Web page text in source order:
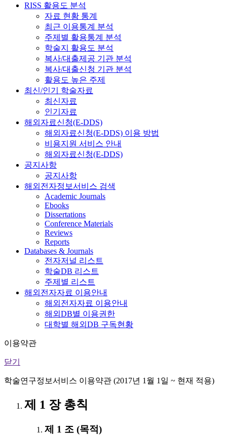
RISS 활용도 분석
자료 현황 통계
최근 이용통계 분석
주제별 활용통계 분석
학술지 활용도 분석
복사/대출제공 기관 분석
복사/대출신청 기관 분석
활용도 높은 주제
최신/인기 학술자료
최신자료
인기자료
해외자료신청(E-DDS)
해외자료신청(E-DDS) 이용 방법
비용지원 서비스 안내
해외자료신청(E-DDS)
공지사항
공지사항
해외전자정보서비스 검색
Academic Journals
Ebooks
Dissertations
Conference Materials
Reviews
Reports
Databases & Journals
전자저널 리스트
학술DB 리스트
주제별 리스트
해외전자자료 이용안내
해외전자자료 이용안내
해외DB별 이용권한
대학별 해외DB 구독현황
이용약관
닫기
학술연구정보서비스 이용약관 (2017년 1월 1일 ~ 현재 적용)
제 1 장 총칙
제 1 조 (목적)